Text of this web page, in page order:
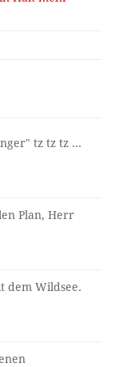
tz tz tz ...
Plan, Herr
dem Wildsee.